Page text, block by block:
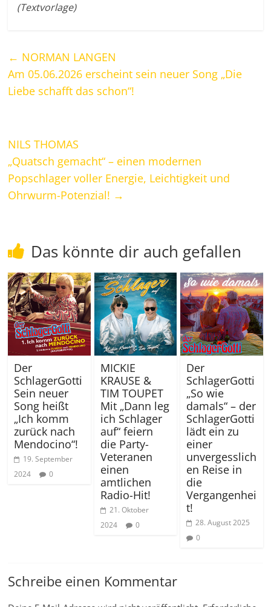
(Textvorlage)
← NORMAN LANGEN
Am 05.06.2026 erscheint sein neuer Song „Die
Liebe schafft das schon“!
NILS THOMAS
„Quatsch gemacht“ – einen modernen
Popschlager voller Energie, Leichtigkeit und
Ohrwurm-Potenzial! →
Das könnte dir auch gefallen
Der
SchlagerGotti
Sein neuer
Song heißt
„Ich komm
zurück nach
Mendocino“!
19. September
2024
0
MICKIE
KRAUSE &
TIM TOUPET
Mit „Dann leg
ich Schlager
auf“ feiern
die Party-
Veteranen
einen
amtlichen
Radio-Hit!
21. Oktober
2024
0
Der
SchlagerGotti
„So wie
damals“ – der
SchlagerGotti
lädt ein zu
einer
unvergesslich
en Reise in
die
Vergangenhei
t!
28. August 2025
0
Schreibe einen Kommentar